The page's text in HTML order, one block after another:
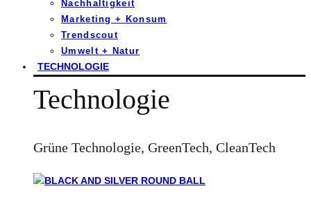
Nachhaltigkeit
Marketing + Konsum
Trendscout
Umwelt + Natur
TECHNOLOGIE
Technologie
Grüne Technologie, GreenTech, CleanTech